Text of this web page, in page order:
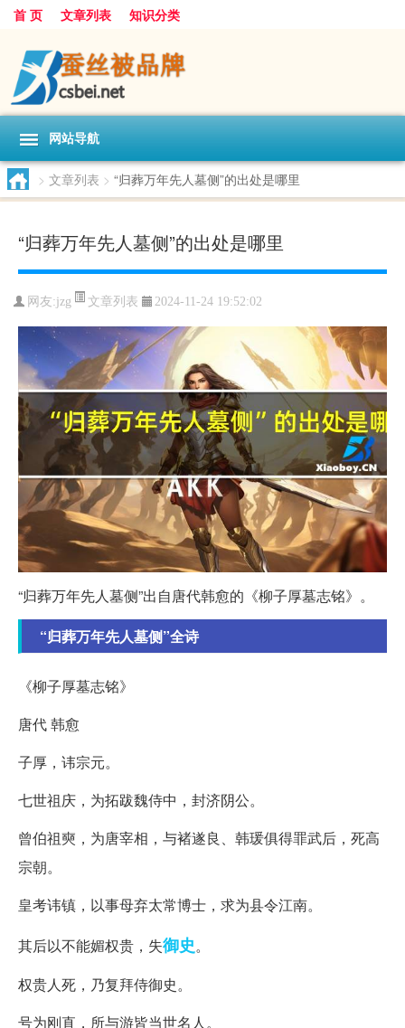
首 页 文章列表 知识分类
网站导航
> 文章列表 > “归葬万年先人墓侧”的出处是哪里
“归葬万年先人墓侧”的出处是哪里
网友:jzg 文章列表 2024-11-24 19:52:02
“归葬万年先人墓侧”出自唐代韩愈的《柳子厚墓志铭》。
“归葬万年先人墓侧”全诗
《柳子厚墓志铭》
唐代 韩愈
子厚，讳宗元。
七世祖庆，为拓跋魏侍中，封济阴公。
曾伯祖奭，为唐宰相，与褚遂良、韩瑗俱得罪武后，死高
宗朝。
皇考讳镇，以事母弃太常博士，求为县令江南。
其后以不能媚权贵，失御史。
权贵人死，乃复拜侍御史。
号为刚直，所与游皆当世名人。